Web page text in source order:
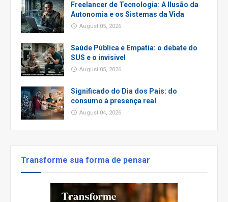
Freelancer de Tecnologia: A Ilusão da
Autonomia e os Sistemas da Vida
August 05, 2026
Saúde Pública e Empatia: o debate do
SUS e o invisivel
August 05, 2026
Significado do Dia dos Pais: do
consumo à presença real
August 04, 2026
Transforme sua forma de pensar